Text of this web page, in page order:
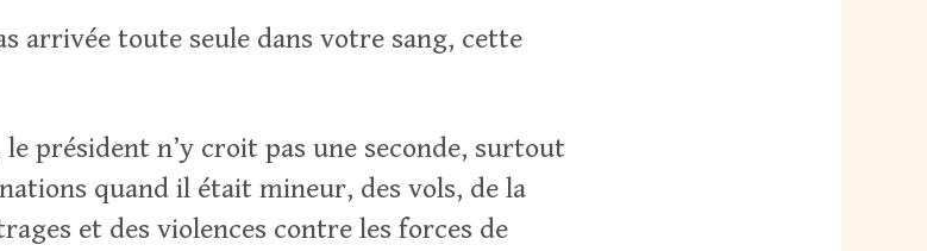
arrivée toute seule dans votre sang, cette
président n’y croit pas une seconde, surtout
quand il était mineur, des vols, de la
et des violences contre les forces de